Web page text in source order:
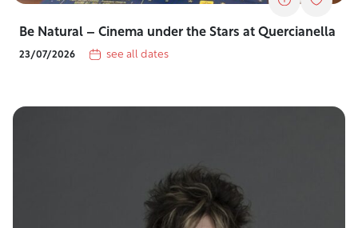
Be Natural – Cinema under the Stars at Quercianella
23/07/2026 see all dates